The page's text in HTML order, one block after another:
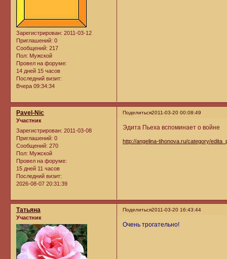
Зарегистрирован: 2011-03-12
Приглашений: 0
Сообщений: 217
Пол: Мужской
Провел на форуме:
14 дней 15 часов
Последний визит:
Вчера 09:34:34
Поделиться2011-03-20 00:08:49
Pavel-Nic
Участник
Зарегистрирован: 2011-03-08
Приглашений: 0
Сообщений: 270
Пол: Мужской
Провел на форуме:
15 дней 11 часов
Последний визит:
2026-08-07 20:31:39
Эдита Пьеха вспоминает о войне
http://angelina-tihonova.ru/category/
Поделиться2011-03-20 16:43:44
Татьяна
Участник
Очень трогательно!